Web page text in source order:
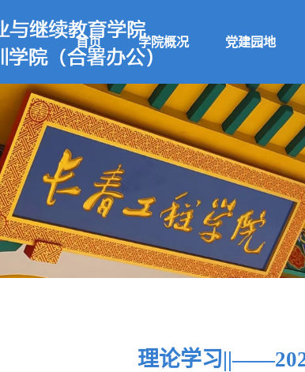
首页 学院概况 党建园地
理论学习